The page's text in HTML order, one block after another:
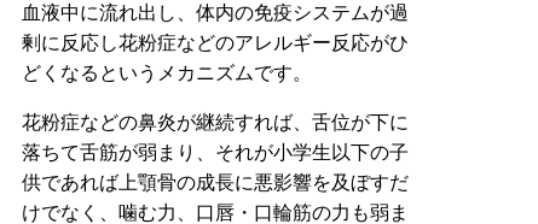
血液中に流れ出し、体内の免疫システムが過
剰に反応し花粉症などのアレルギー反応がひ
どくなるというメカニズムです。
花粉症などの鼻炎が継続すれば、舌位が下に
落ちて舌筋が弱まり、それが小学生以下の子
供であれば上顎骨の成長に悪影響を及ぼすだ
けでなく、噛む力、口唇・口輪筋の力も弱ま